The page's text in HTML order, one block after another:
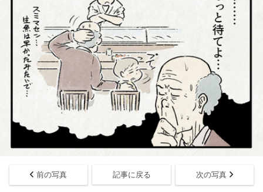
前の写真 記事に戻る 次の写真